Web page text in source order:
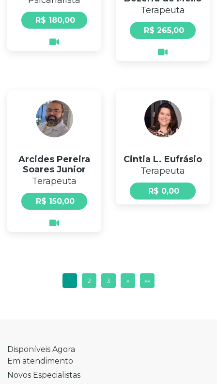
R$ 180,00
Terapeuta
R$ 265,00
Arcides Pereira
Soares Junior
Terapeuta
R$ 150,00
Cintia L. Eufrásio
Terapeuta
R$ 0,00
1 2 3 » »»
Disponíveis Agora
Em atendimento
Novos Especialistas